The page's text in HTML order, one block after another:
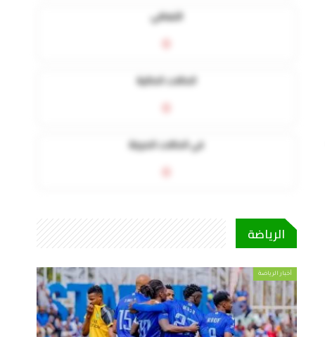
التعافي
في الحالات الحرجة
الرياضة
أخبار الرياضة